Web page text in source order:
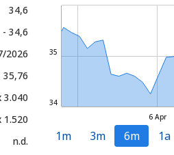
34,6
- 34,6
2026
35,76
3.040
1.520
n.d.
6 Apr
34
35
1m 3m 6m 1a